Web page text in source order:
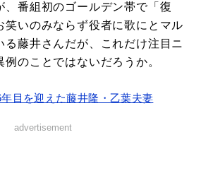
、番組初のゴールデン帯で「復
笑いのみならず役者に歌にとマル
る藤井さんだが、これだけ注目ニ
例のことではないだろうか。
年目を迎えた藤井隆・乙葉夫妻
advertisement